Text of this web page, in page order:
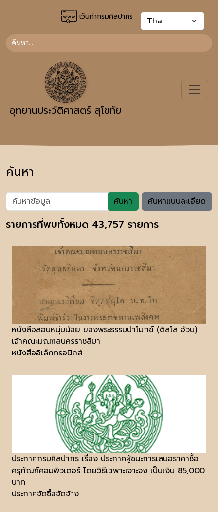
เว็บท่ากรมศิลปากร
อุทยานประวัติศาสตร์ สุโขทัย
ค้นหา
ค้นหา ค้นหาแบบละเอียด
รายการที่พบทั้งหมด 43,757 รายการ
หนังสือสอนหนุ่มน้อย ของพระธรรมปาโมกข์ (ติสโส อ้วน)
เจ้าคณะมณฑลนครราชสีมา
หนังสืออิเล็กทรอนิกส์
ประกาศกรมศิลปากร เรื่อง ประกาศผู้ชนะการเสนอราคาซื้อ
ครุภัณฑ์คอมพิวเตอร์ โดยวิธีเฉพาะเจาะจง เป็นเงิน 85,000
บาท
ประกาศจัดซื้อจัดจ้าง